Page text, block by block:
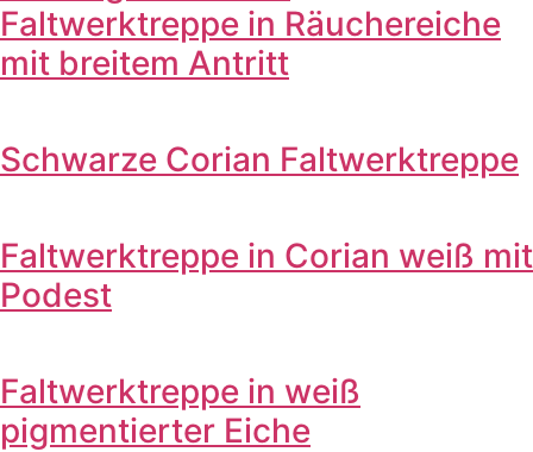
Faltwerktreppe in Räuchereiche
mit breitem Antritt
Schwarze Corian Faltwerktreppe
Faltwerktreppe in Corian weiß mit
Podest
Faltwerktreppe in weiß
pigmentierter Eiche